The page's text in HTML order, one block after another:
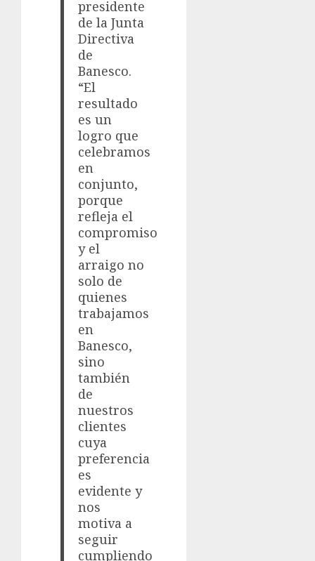
presidente
de la Junta
Directiva
de
Banesco.
“El
resultado
es un
logro que
celebramos
en
conjunto,
porque
refleja el
compromiso
y el
arraigo no
solo de
quienes
trabajamos
en
Banesco,
sino
también
de
nuestros
clientes
cuya
preferencia
es
evidente y
nos
motiva a
seguir
cumpliendo